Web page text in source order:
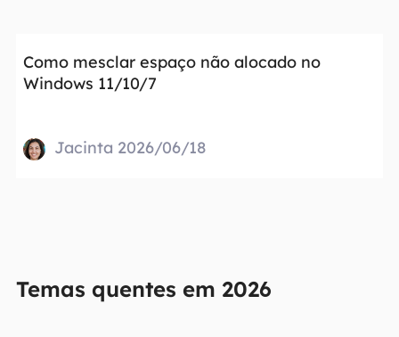
Como mesclar espaço não alocado no
Windows 11/10/7
Jacinta 2026/06/18
Temas quentes em 2026